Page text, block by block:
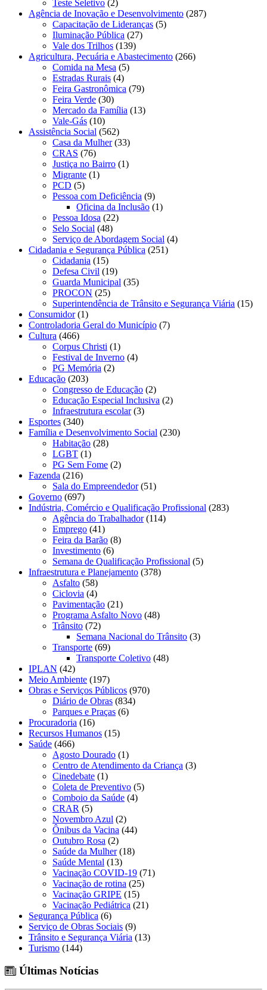
Teste Seletivo (2)
Agência de Inovação e Desenvolvimento (287)
Capacitação de Lideranças (5)
Iluminação Pública (27)
Vale dos Trilhos (139)
Agricultura, Pecuária e Abastecimento (266)
Comida na Mesa (5)
Estradas Rurais (4)
Feira Gastronômica (79)
Feira Verde (30)
Mercado da Família (13)
Vale-Gás (10)
Assistência Social (562)
Casa da Mulher(33)
CRAS (76)
Justiça no Bairro (1)
Migrante (1)
PCD (5)
Pessoa com Deficiência (9)
Oficina da Inclusão (1)
Pessoa Idosa (22)
Selo Social (48)
Serviço de Abordagem Social (4)
Cidadania e Segurança Pública (251)
Cidadania (15)
Defesa Civil (19)
Guarda Municipal (35)
PROCON (25)
Superintendência de Trânsito e Segurança Viária (15)
Consumidor(1)
Controladoria Geral do Município (7)
Cultura (466)
Corpus Christi (1)
Festival de Inverno (4)
PG Memória (2)
Educação (203)
Congresso de Educação (2)
Educação Especial Inclusiva (2)
Infraestrutura escolar(3)
Esportes (340)
Família e Desenvolvimento Social (230)
Habitação (28)
LGBT (1)
PG Sem Fome (2)
Fazenda (216)
Sala do Empreendedor(51)
Governo (697)
Indústria, Comércio e Qualificação Profissional (283)
Agência do Trabalhador(114)
Emprego (41)
Feira da Barão (8)
Investimento (6)
Semana de Qualificação Profissional (5)
Infraestrutura e Planejamento (378)
Asfalto (58)
Ciclovia (4)
Pavimentação (21)
Programa Asfalto Novo (48)
Trânsito (72)
Semana Nacional do Trânsito (3)
Transporte (69)
Transporte Coletivo (48)
IPLAN (42)
Meio Ambiente (197)
Obras e Serviços Públicos (970)
Diário de Obras (834)
Parques e Praças (6)
Procuradoria (16)
Recursos Humanos (15)
Saúde (466)
Agosto Dourado (1)
Centro de Atendimento da Criança (3)
Cinedebate (1)
Coleta de Preventivo (5)
Comboio da Saúde (4)
CRAR (5)
Novembro Azul (2)
Ônibus da Vacina (44)
Outubro Rosa (2)
Saúde da Mulher(18)
Saúde Mental (13)
Vacinação COVID-19 (71)
Vacinação de rotina (25)
Vacinação GRIPE (15)
Vacinação Pediátrica (21)
Segurança Pública (6)
Serviço de Obras Sociais (9)
Trânsito e Segurança Viária (13)
Turismo (144)
Últimas Notícias